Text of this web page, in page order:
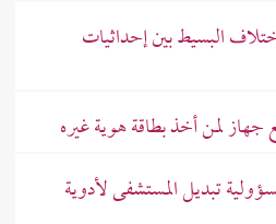
البسيط بين إحداثيات
لمن أخذ بطاقة هوية غيره
تبديل المستشفى لأدوية